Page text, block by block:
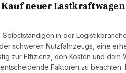
neuer Lastkraftwagen
in der
schweren Nutzfahrzeugs, eine
zur Effizienz, den Kosten und dem
Faktoren zu